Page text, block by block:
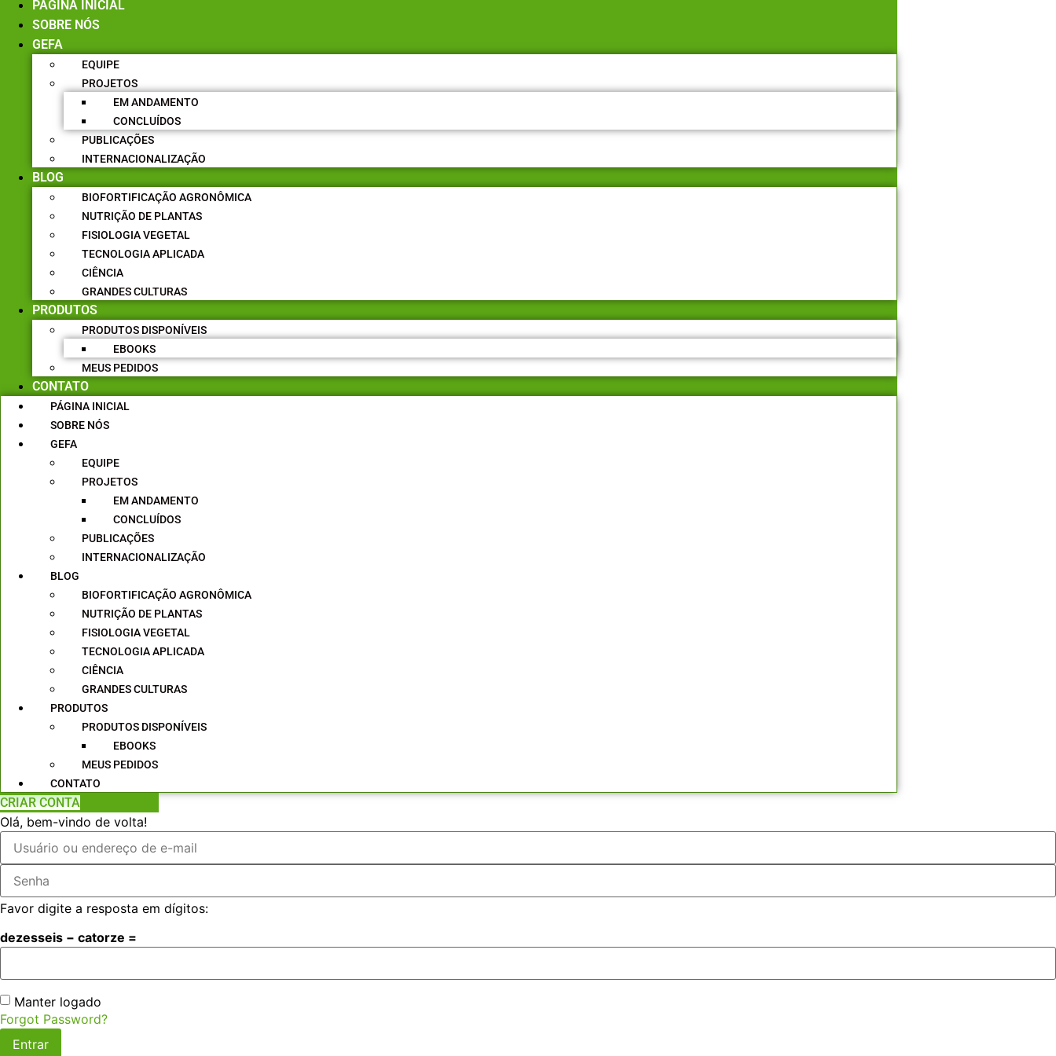
PÁGINA INICIAL
SOBRE NÓS
GEFA
EQUIPE
PROJETOS
EM ANDAMENTO
CONCLUÍDOS
PUBLICAÇÕES
INTERNACIONALIZAÇÃO
BLOG
BIOFORTIFICAÇÃO AGRONÔMICA
NUTRIÇÃO DE PLANTAS
FISIOLOGIA VEGETAL
TECNOLOGIA APLICADA
CIÊNCIA
GRANDES CULTURAS
PRODUTOS
PRODUTOS DISPONÍVEIS
EBOOKS
MEUS PEDIDOS
CONTATO
PÁGINA INICIAL
SOBRE NÓS
GEFA
EQUIPE
PROJETOS
EM ANDAMENTO
CONCLUÍDOS
PUBLICAÇÕES
INTERNACIONALIZAÇÃO
BLOG
BIOFORTIFICAÇÃO AGRONÔMICA
NUTRIÇÃO DE PLANTAS
FISIOLOGIA VEGETAL
TECNOLOGIA APLICADA
CIÊNCIA
GRANDES CULTURAS
PRODUTOS
PRODUTOS DISPONÍVEIS
EBOOKS
MEUS PEDIDOS
CONTATO
CRIAR CONTA
Olá, bem-vindo de volta!
Favor digite a resposta em dígitos:
dezesseis − catorze =
Manter logado
Forgot Password?
Entrar